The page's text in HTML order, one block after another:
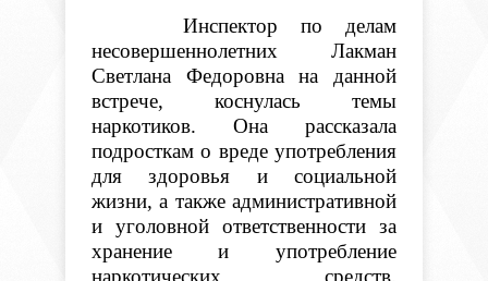
Инспектор по делам
несовершеннолетних Лакман
Светлана Федоровна на данной
встрече, коснулась темы
наркотиков. Она рассказала
подросткам о вреде употребления
для здоровья и социальной
жизни, а также административной
и уголовной ответственности за
хранение и употребление